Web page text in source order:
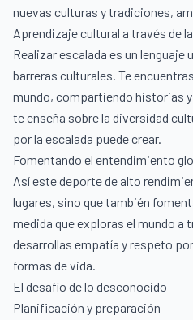
nuevas culturas y tradiciones,
Aprendizaje cultural a través de
Realizar escalada es un lenguaje
barreras culturales. Te
mundo, compartiendo historias
te enseña sobre la diversidad
por la escalada puede crear.
Fomentando el entendimiento
Así este deporte de alto
lugares, sino que también
medida que exploras el mundo a
desarrollas empatía y respeto
formas de vida.
El desafío de lo desconocido
Planificación y preparación